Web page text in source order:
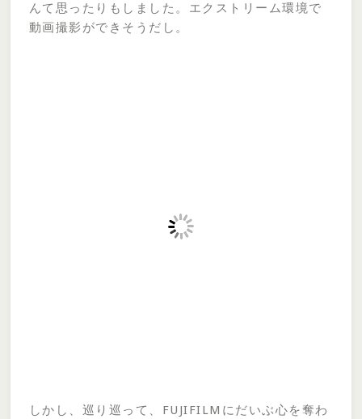
んて思ったりもしました。エクストリーム環境で
動画撮影ができそうだし。
しかし、巡り巡って、FUJIFILMにだいぶ心を奪わ